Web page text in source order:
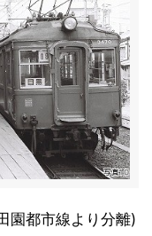
園都市線より分離)